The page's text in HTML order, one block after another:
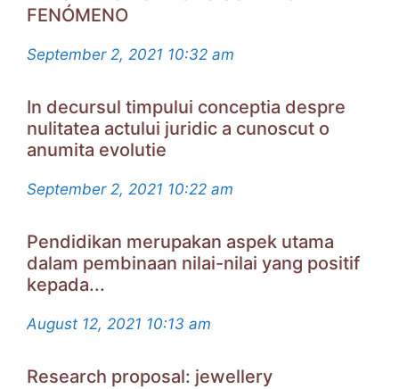
FENÓMENO
September 2, 2021 10:32 am
In decursul timpului conceptia despre
nulitatea actului juridic a cunoscut o
anumita evolutie
September 2, 2021 10:22 am
Pendidikan merupakan aspek utama
dalam pembinaan nilai-nilai yang positif
kepada...
August 12, 2021 10:13 am
Research proposal: jewellery